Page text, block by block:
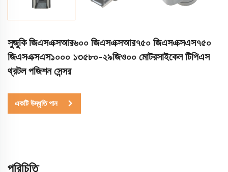
সুজুকি জিএসএক্সআর৬০০ জিএসএক্সআর৭৫০ জিএসএক্সএস৭৫০
জিএসএক্সএস১০০০ ১৩৫৮০-২৯জিও০০ মোটরসাইকেল টিপিএস
থ্রটল পজিশন সেন্সর
একটি উদ্ধৃতি পান
পরিচিতি